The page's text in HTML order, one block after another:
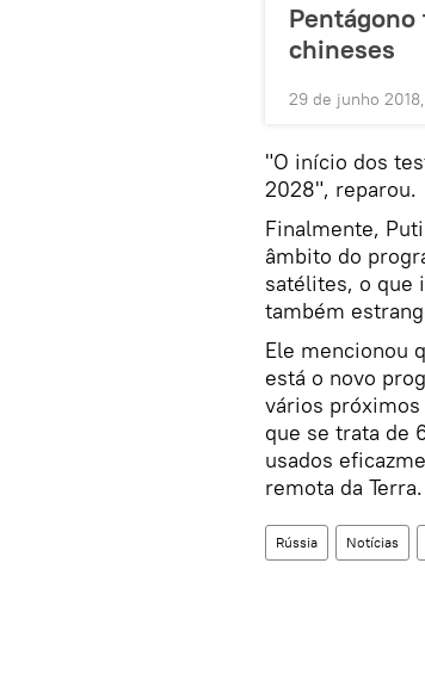
chineses
29 de junho
"O início dos
2028", reparou.
Finalmente,
âmbito do
satélites, o que
também
Ele mencionou
está o novo
vários
que se trata de
usados
remota da Terra.
Rússia Notícias